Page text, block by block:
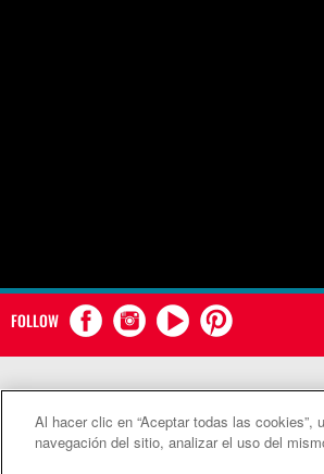
FOLLOW
Al hacer clic en “Aceptar todas las
navegación del sitio, analizar el uso del